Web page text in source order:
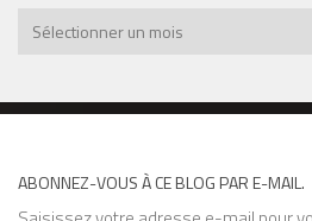
Archives
ABONNEZ-VOUS À CE BLOG PAR E-MAIL.